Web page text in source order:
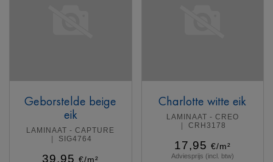
Geborstelde beige
eik
LAMINAAT - CAPTURE
SIG4764
39,95 €/m²
Charlotte witte eik
LAMINAAT - CREO
CRH3178
17,95 €/m²
Adviesprijs (incl. btw)